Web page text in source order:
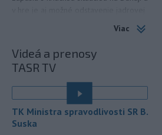
objavila ďalší podzemný tunel,
ktorý mal
slúžiť na nelegálne
prevádzanie migrantov z Bieloruska
na územie tohto členského štátu
Európskej únie.
20:08 - Ruská dezinformačná
Viac
Videá a prenosy
TASR TV
TK Ministra spravodlivosti SR B.
Suska